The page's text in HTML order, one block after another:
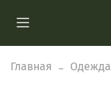
Главная Одежда